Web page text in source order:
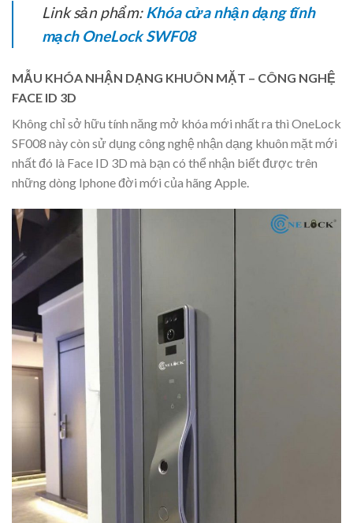
Link sản phẩm:Khóa cửa nhận dạng tĩnh
mạch OneLock SWF08
MẪU KHÓA NHẬN DẠNG KHUÔN MẶT – CÔNG NGHỆ
FACE ID 3D
Không chỉ sở hữu tính năng mở khóa mới nhất ra thì OneLock
SF008 này còn sử dụng công nghệ nhận dạng khuôn mặt mới
nhất đó là Face ID 3D mà bạn có thể nhận biết được trên
những dòng Iphone đời mới của hãng Apple.